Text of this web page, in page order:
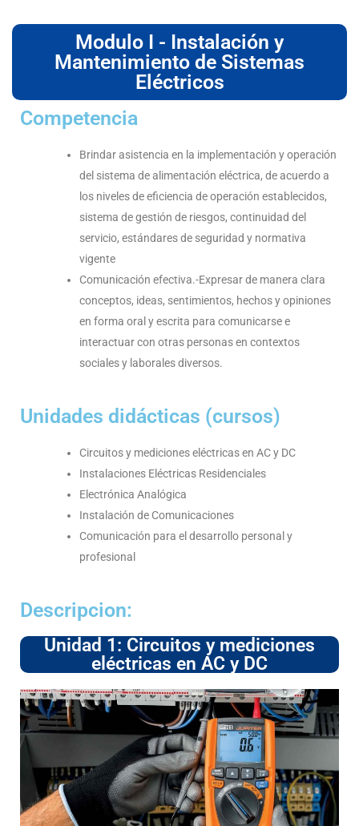
Modulo I - Instalación y
Mantenimiento de Sistemas
Eléctricos
Competencia
Brindar asistencia en la implementación y operación
del sistema de alimentación eléctrica, de acuerdo a
los niveles de eficiencia de operación establecidos,
sistema de gestión de riesgos, continuidad del
servicio, estándares de seguridad y normativa
vigente
Comunicación efectiva.-Expresar de manera clara
conceptos, ideas, sentimientos, hechos y opiniones
en forma oral y escrita para comunicarse e
interactuar con otras personas en contextos
sociales y laborales diversos.
Unidades didácticas (cursos)
Circuitos y mediciones eléctricas en AC y DC
Instalaciones Eléctricas Residenciales
Electrónica Analógica
Instalación de Comunicaciones
Comunicación para el desarrollo personal y
profesional
Descripcion:
Unidad 1: Circuitos y mediciones
eléctricas en AC y DC